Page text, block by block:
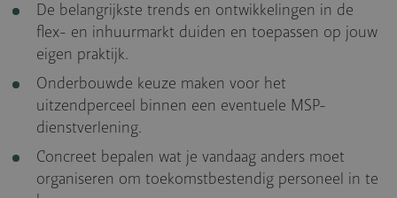
De belangrijkste trends en ontwikkelingen in de
flex- en inhuurmarkt duiden en toepassen op jouw
eigen praktijk.
Onderbouwde keuze maken voor het
uitzendperceel binnen een eventuele MSP-
dienstverlening.
Concreet bepalen wat je vandaag anders moet
organiseren om toekomstbestendig personeel in te